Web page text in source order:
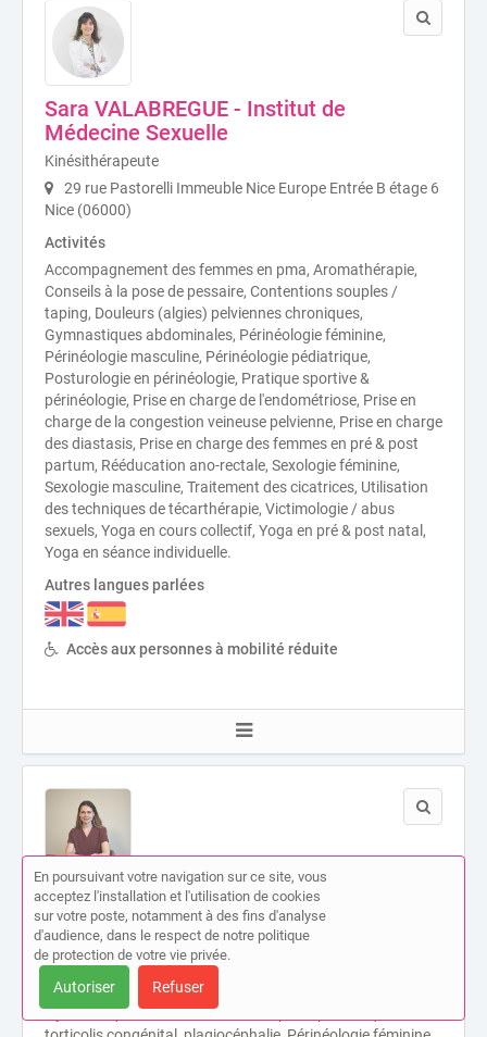
Sara VALABREGUE - Institut de
Médecine Sexuelle
Kinésithérapeute
29 rue Pastorelli Immeuble Nice Europe Entrée B étage 6
Nice (06000)
Activités
Accompagnement des femmes en pma, Aromathérapie,
Conseils à la pose de pessaire, Contentions souples /
taping, Douleurs (algies) pelviennes chroniques,
Gymnastiques abdominales, Périnéologie féminine,
Périnéologie masculine, Périnéologie pédiatrique,
Posturologie en périnéologie, Pratique sportive &
périnéologie, Prise en charge de l'endométriose, Prise en
charge de la congestion veineuse pelvienne, Prise en charge
des diastasis, Prise en charge des femmes en pré & post
partum, Rééducation ano-rectale, Sexologie féminine,
Sexologie masculine, Traitement des cicatrices, Utilisation
des techniques de técarthérapie, Victimologie / abus
sexuels, Yoga en cours collectif, Yoga en pré & post natal,
Yoga en séance individuelle.
Autres langues parlées
Accès aux personnes à mobilité réduite
Emma PONCE
Kinésithérapeute
14 Avenue Notre Dame 29 Rue Pastorelli Nice (06000)
Activités
Gymnastiques abdominales, Orthopédie pédiatrique –
En poursuivant votre navigation sur ce site, vous
acceptez l'installation et l'utilisation de cookies
sur votre poste, notamment à des fins d'analyse
d'audience, dans le respect de notre politique
de protection de votre vie privée.
Autoriser Refuser